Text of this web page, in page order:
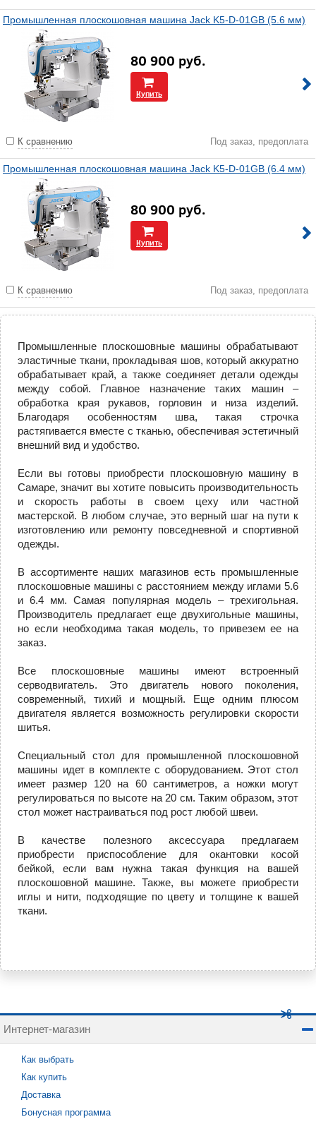
Промышленная плоскошовная машина Jack K5-D-01GB (5.6 мм)
80 900 руб.
Купить
К сравнению Под заказ, предоплата
Промышленная плоскошовная машина Jack K5-D-01GB (6.4 мм)
80 900 руб.
Купить
К сравнению Под заказ, предоплата
Промышленные плоскошовные машины обрабатывают
эластичные ткани, прокладывая шов, который аккуратно
обрабатывает край, а также соединяет детали одежды
между собой. Главное назначение таких машин –
обработка края рукавов, горловин и низа изделий.
Благодаря особенностям шва, такая строчка
растягивается вместе с тканью, обеспечивая эстетичный
внешний вид и удобство.
Если вы готовы приобрести плоскошовную машину в
Самаре, значит вы хотите повысить производительность
и скорость работы в своем цеху или частной
мастерской. В любом случае, это верный шаг на пути к
изготовлению или ремонту повседневной и спортивной
одежды.
В ассортименте наших магазинов есть промышленные
плоскошовные машины с расстоянием между иглами 5.6
и 6.4 мм. Самая популярная модель – трехигольная.
Производитель предлагает еще двухигольные машины,
но если необходима такая модель, то привезем ее на
заказ.
Все плоскошовные машины имеют встроенный
серводвигатель. Это двигатель нового поколения,
современный, тихий и мощный. Еще одним плюсом
двигателя является возможность регулировки скорости
шитья.
Специальный стол для промышленной плоскошовной
машины идет в комплекте с оборудованием. Этот стол
имеет размер 120 на 60 сантиметров, а ножки могут
регулироваться по высоте на 20 см. Таким образом, этот
стол может настраиваться под рост любой швеи.
В качестве полезного аксессуара предлагаем
приобрести приспособление для окантовки косой
бейкой, если вам нужна такая функция на вашей
плоскошовной машине. Также, вы можете приобрести
иглы и нити, подходящие по цвету и толщине к вашей
ткани.
Интернет-магазин
Как выбрать
Как купить
Доставка
Бонусная программа